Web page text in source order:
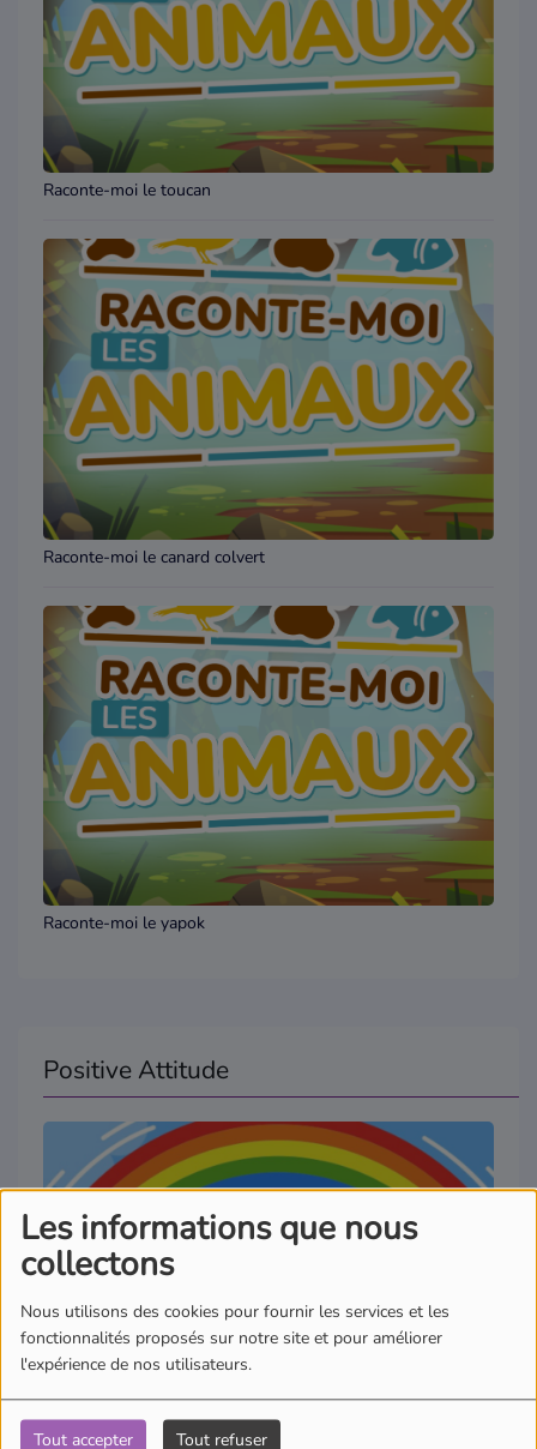
Les informations que nous
collectons
Nous utilisons des cookies pour fournir les services et les
fonctionnalités proposés sur notre site et pour améliorer
l'expérience de nos utilisateurs.
Tout accepter Tout refuser
Raconte-moi le toucan
Raconte-moi le canard colvert
Raconte-moi le yapok
Positive Attitude
Un Plastique Révolutionnaire : Le Japon Ouvre la Voie à une